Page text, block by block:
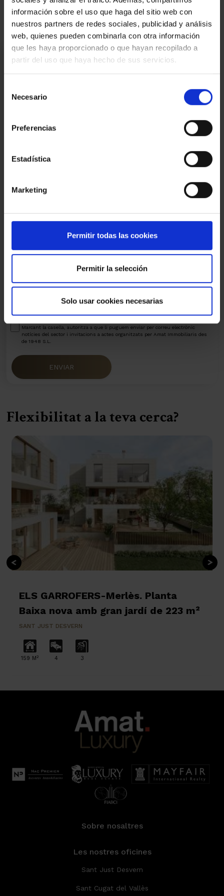
información sobre el uso que haga del sitio web con
nuestros partners de redes sociales, publicidad y análisis
web, quienes pueden combinarla con otra información
que les haya proporcionado o que hayan recopilado a
partir del uso que haya hecho de sus servicios.
Necesario
Preferencias
Estadística
Marketing
Permitir todas las cookies
Permitir la selección
Solo usar cookies necesarias
Agent immobiliari
Estic interessat
*Camps requerits
Telèfon
E-
mail
He llegit, entenc i accepto lapolítica de privacitat
Marcant la casella, autoritza a que li puguem enviar per correu electrònic
comunicacions comercials sempre relacionades amb Amat Immobiliaris des de
Marcant la casella, autoritza a que li puguem enviar per correu electrònic
notícies del sector i invitacions a actes organitzats per Amat Immobiliaris des
de 1948 S.L.
ENVIAR
Flexibilitat a la teva cerca?
ELS GARROFERS-Merlès. Planta
Baixa nova amb gran jardí de 223 m²
SANT JUST DESVERN
159 M2 4 3
Sobre nosaltres
Les nostres oficines
Sant Just Desvern
Sant Cugat del Vallès